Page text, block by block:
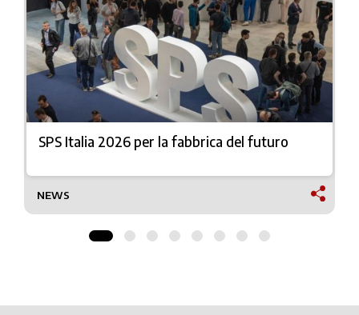
SPS Italia 2026 per la fabbrica del futuro
NEWS